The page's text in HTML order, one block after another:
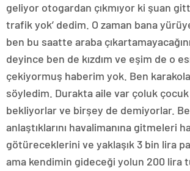
geliyor otogardan çıkmıyor ki şuan
trafik yok’ dedim. O zaman bana
ben bu saatte araba
deyince ben de kızdım ve eşim de o
çekiyormuş haberim yok. Ben
söyledim. Durakta aile var çoluk
bekliyorlar ve birşey de demiyorlar.
anlaştıklarını havalimanına gitmeleri
götüreceklerini ve yaklaşık 3 bin lira
ama kendimin gideceği yolun 200 lira